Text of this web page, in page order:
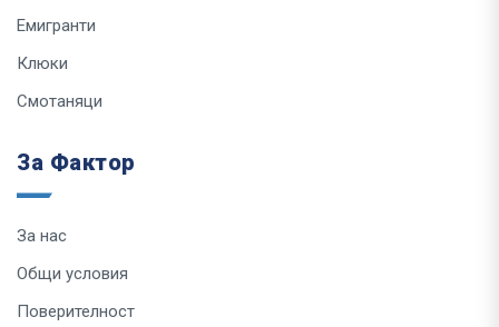
Емигранти
Клюки
Смотаняци
За Фактор
За нас
Общи условия
Поверителност